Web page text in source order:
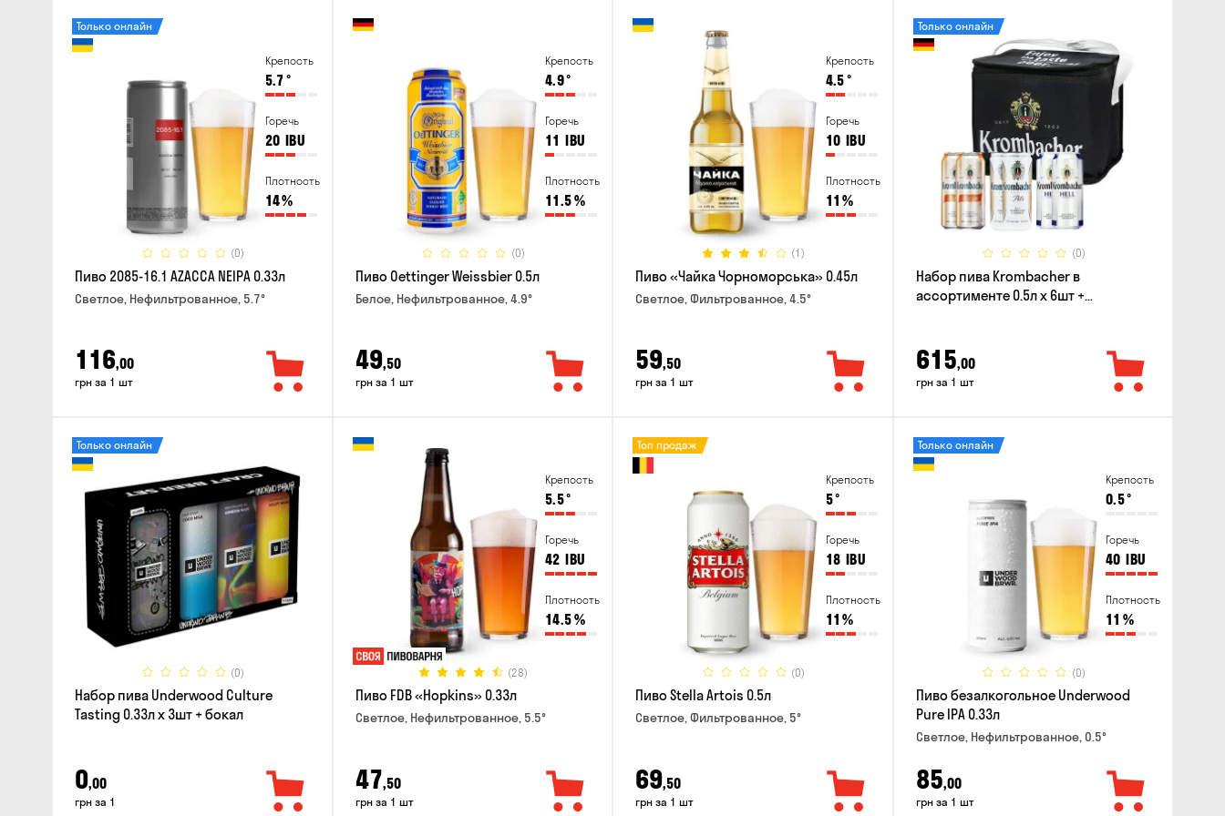
Крепость
5.7°
Горечь
20 IBU
Плотность
14%
(0)
Только онлайн
Пиво 2085-16.1 AZACCA NEIPA 0.33л
Светлое, Нефильтрованное, 5.7°
116,00
грн за 1 шт
Крепость
4.9°
Горечь
11 IBU
Плотность
11.5%
(0)
Пиво Oettinger Weissbier 0.5л
Белое, Нефильтрованное, 4.9°
49,50
грн за 1 шт
Крепость
4.5°
Горечь
10 IBU
Плотность
11 %
(1)
Пиво «Чайка Чорноморська» 0.45л
Светлое, Фильтрованное, 4.5°
59,50
грн за 1 шт
(0)
Только онлайн
Набор пива Krombacher в
ассортименте 0.5л х 6шт +
615,00
грн за 1 шт
(0)
Только онлайн
Набор пива Underwood Culture
Tasting 0.33л x 3шт + бокал
0,00
грн за 1
Крепость
5.5°
Горечь
42 IBU
Плотность
14.5%
(28)
Пиво FDB «Hopkins» 0.33л
Светлое, Нефильтрованное, 5.5°
47,50
грн за 1 шт
Крепость
5°
Горечь
18 IBU
Плотность
11 %
(0)
Топ продаж
Пиво Stella Artois 0.5л
Светлое, Фильтрованное, 5°
69,50
грн за 1 шт
Крепость
0.5°
Горечь
40 IBU
Плотность
11 %
(0)
Только онлайн
Пиво безалкогольное Underwood
Pure IPA 0.33л
Светлое, Нефильтрованное, 0.5°
85,00
грн за 1 шт